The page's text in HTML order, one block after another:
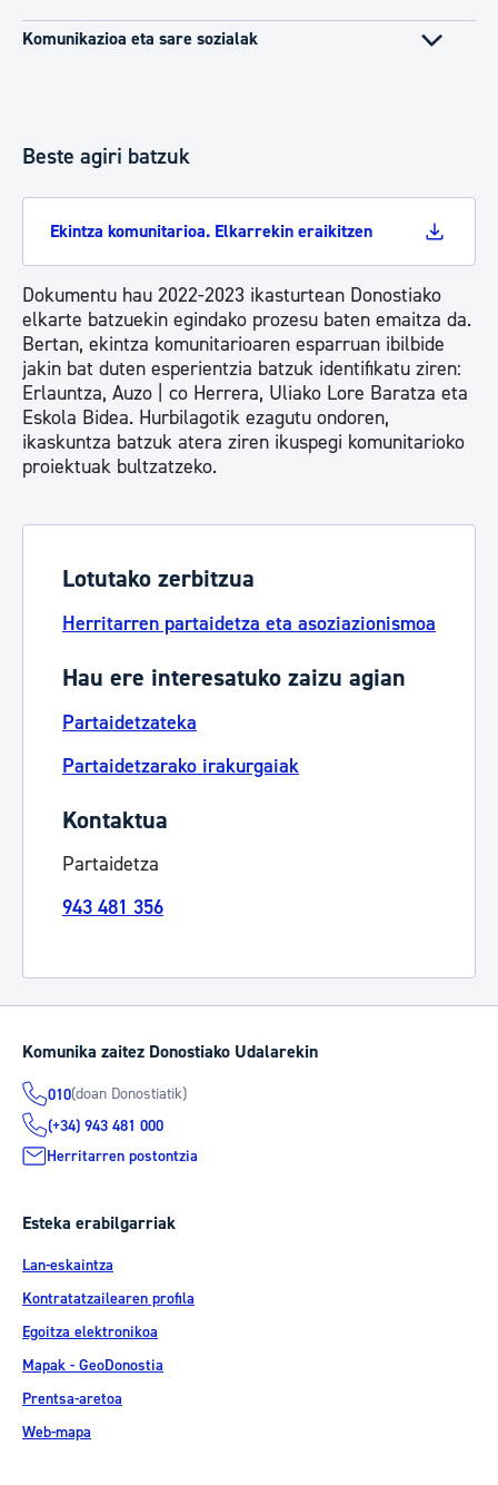
Komunikazioa eta sare sozialak
Beste agiri batzuk
Ekintza komunitarioa. Elkarrekin eraikitzen
Dokumentu hau 2022-2023 ikasturtean Donostiako
elkarte batzuekin egindako prozesu baten emaitza da.
Bertan, ekintza komunitarioaren esparruan ibilbide
jakin bat duten esperientzia batzuk identifikatu ziren:
Erlauntza, Auzo | co Herrera, Uliako Lore Baratza eta
Eskola Bidea. Hurbilagotik ezagutu ondoren,
ikaskuntza batzuk atera ziren ikuspegi komunitarioko
proiektuak bultzatzeko.
Lotutako zerbitzua
Herritarren partaidetza eta asoziazionismoa
Hau ere interesatuko zaizu agian
Partaidetzateka
Partaidetzarako irakurgaiak
Kontaktua
Partaidetza
943 481 356
Komunika zaitez Donostiako Udalarekin
010(doan Donostiatik)
(+34) 943 481 000
Herritarren postontzia
Esteka erabilgarriak
Lan-eskaintza
Kontratatzailearen profila
Egoitza elektronikoa
Mapak - GeoDonostia
Prentsa-aretoa
Web-mapa